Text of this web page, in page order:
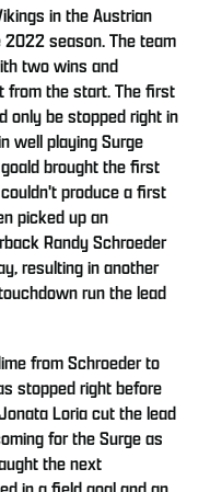
in the Austrian
season. The team
two wins and
from the start. The first
only be stopped right in
well playing Surge
brought the first
produce a first
picked up an
Randy Schroeder
resulting in another
run the lead
from Schroeder to
stopped right before
Loria cut the lead
for the Surge as
the next